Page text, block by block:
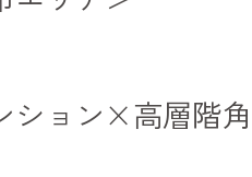
ション×高層階